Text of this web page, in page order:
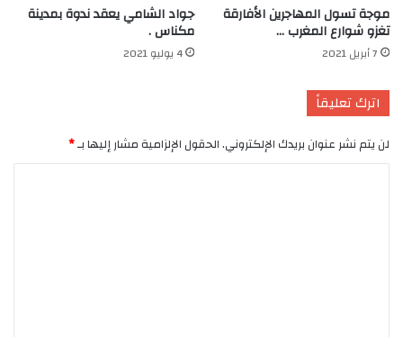
موجة تسول المهاجرين الأفارقة
تغزو شوارع المغرب …
7 أبريل 2021
جواد الشامي يعقد ندوة بمدينة
مكناس .
4 يوليو 2021
اترك تعليقاً
لن يتم نشر عنوان بريدك الإلكتروني.الحقول الإلزامية مشار إليها بـ*